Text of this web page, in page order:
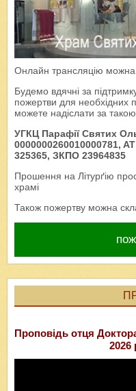
Онлайн трансляцію
Будемо вдячні за
пожертви для необхідних
можете надіслати за
УГКЦ Парафії Святих
0000000260010000781,
325365, ЗКПО 23964835
Прошення на Літурґію
храмі
Також пожертву можна
Проповідь отця
2026